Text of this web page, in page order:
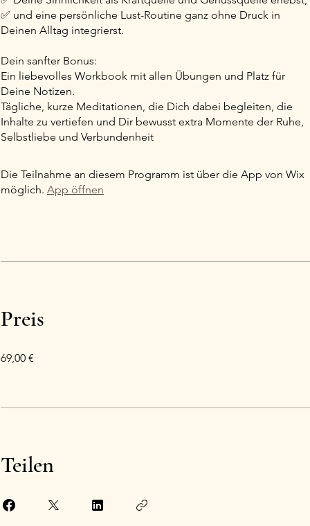
✅ und eine persönliche Lust-Routine ganz ohne Druck in
Deinen Alltag integrierst.
Dein sanfter Bonus:
Ein liebevolles Workbook mit allen Übungen und Platz für
Deine Notizen.
Tägliche, kurze Meditationen, die Dich dabei begleiten, die
Inhalte zu vertiefen und Dir bewusst extra Momente der Ruhe,
Die Teilnahme an diesem Programm ist über die App von Wix
möglich. App öffnen
Preis
69,00 €
Teilen